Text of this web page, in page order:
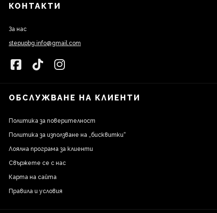
КОНТАКТИ
За нас
stepupbg.info@gmail.com
ОБСЛУЖВАНЕ НА КЛИЕНТИ
Политика за поверителност
Политика за използване на „бисквитки“
Лоялна програма за клиенти
Свържете се с нас
Карта на сайта
Правила и условия